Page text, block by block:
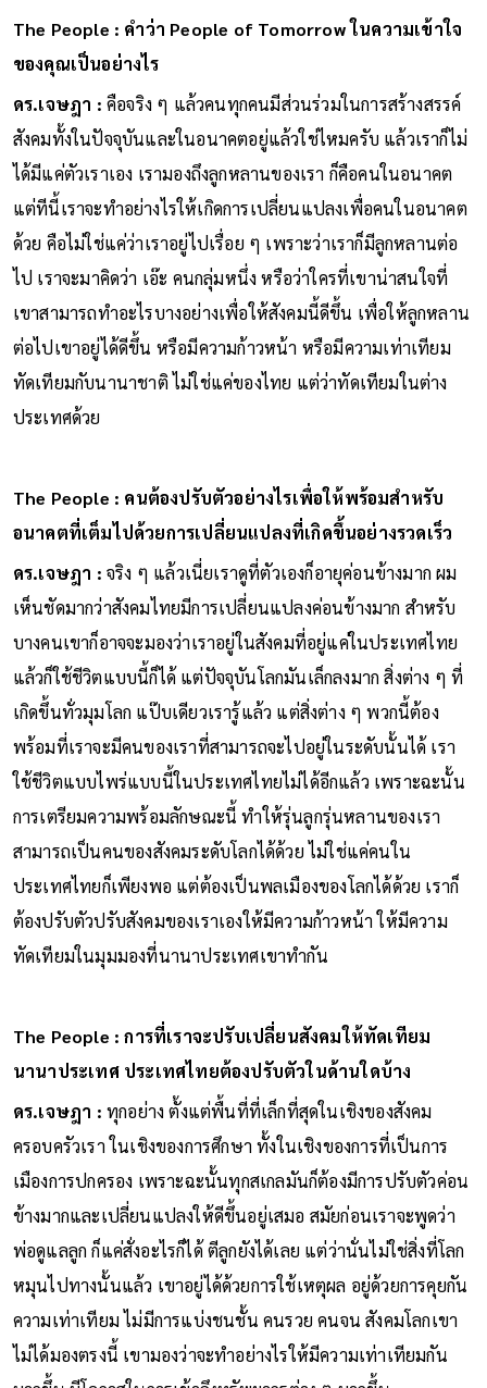
The People : คำว่า People of Tomorrow ในความเข้าใจ
ของคุณเป็นอย่างไร
ดร.เจษฎา :คือจริง ๆ แล้วคนทุกคนมีส่วนร่วมในการสร้างสรรค์
สังคมทั้งในปัจจุบันและในอนาคตอยู่แล้วใช่ไหมครับ แล้วเราก็ไม่
ได้มีแค่ตัวเราเอง เรามองถึงลูกหลานของเรา ก็คือคนในอนาคต
แต่ทีนี้เราจะทำอย่างไรให้เกิดการเปลี่ยนแปลงเพื่อคนในอนาคต
ด้วย คือไม่ใช่แค่ว่าเราอยู่ไปเรื่อย ๆ เพราะว่าเราก็มีลูกหลานต่อ
ไป เราจะมาคิดว่า เอ๊ะ คนกลุ่มหนึ่ง หรือว่าใครที่เขาน่าสนใจที่
เขาสามารถทำอะไรบางอย่างเพื่อให้สังคมนี้ดีขึ้น เพื่อให้ลูกหลาน
ต่อไปเขาอยู่ได้ดีขึ้น หรือมีความก้าวหน้า หรือมีความเท่าเทียม
ทัดเทียมกับนานาชาติ ไม่ใช่แค่ของไทย แต่ว่าทัดเทียมในต่าง
ประเทศด้วย
The People : คนต้องปรับตัวอย่างไรเพื่อให้พร้อมสำหรับ
อนาคตที่เต็มไปด้วยการเปลี่ยนแปลงที่เกิดขึ้นอย่างรวดเร็ว
ดร.เจษฎา : จริง ๆ แล้วเนี่ยเราดูที่ตัวเองก็อายุค่อนข้างมาก ผม
เห็นชัดมากว่าสังคมไทยมีการเปลี่ยนแปลงค่อนข้างมาก สำหรับ
บางคนเขาก็อาจจะมองว่าเราอยู่ในสังคมที่อยู่แค่ในประเทศไทย
แล้วก็ใช้ชีวิตแบบนี้ก็ได้ แต่ปัจจุบันโลกมันเล็กลงมาก สิ่งต่าง ๆ ที่
เกิดขึ้นทั่วมุมโลก แป๊บเดียวเรารู้แล้ว แต่สิ่งต่าง ๆ พวกนี้ต้อง
พร้อมที่เราจะมีคนของเราที่สามารถจะไปอยู่ในระดับนั้นได้ เรา
ใช้ชีวิตแบบไพร่แบบนี้ในประเทศไทยไม่ได้อีกแล้ว เพราะฉะนั้น
การเตรียมความพร้อมลักษณะนี้ ทำให้รุ่นลูกรุ่นหลานของเรา
สามารถเป็นคนของสังคมระดับโลกได้ด้วย ไม่ใช่แค่คนใน
ประเทศไทยก็เพียงพอ แต่ต้องเป็นพลเมืองของโลกได้ด้วย เราก็
ต้องปรับตัวปรับสังคมของเราเองให้มีความก้าวหน้า ให้มีความ
ทัดเทียมในมุมมองที่นานาประเทศเขาทำกัน
The People : การที่เราจะปรับเปลี่ยนสังคมให้ทัดเทียม
นานาประเทศ ประเทศไทยต้องปรับตัวในด้านใดบ้าง
ดร.เจษฎา : ทุกอย่าง ตั้งแต่พื้นที่ที่เล็กที่สุดในเชิงของสังคม
ครอบครัวเรา ในเชิงของการศึกษา ทั้งในเชิงของการที่เป็นการ
เมืองการปกครอง เพราะฉะนั้นทุกสเกลมันก็ต้องมีการปรับตัวค่อน
ข้างมากและเปลี่ยนแปลงให้ดีขึ้นอยู่เสมอ สมัยก่อนเราจะพูดว่า
พ่อดูแลลูก ก็แค่สั่งอะไรก็ได้ ตีลูกยังได้เลย แต่ว่านั่นไม่ใช่สิ่งที่โลก
หมุนไปทางนั้นแล้ว เขาอยู่ได้ด้วยการใช้เหตุผล อยู่ด้วยการคุยกัน
ความเท่าเทียม ไม่มีการแบ่งชนชั้น คนรวย คนจน สังคมโลกเขา
ไม่ได้มองตรงนี้ เขามองว่าจะทำอย่างไรให้มีความเท่าเทียมกัน